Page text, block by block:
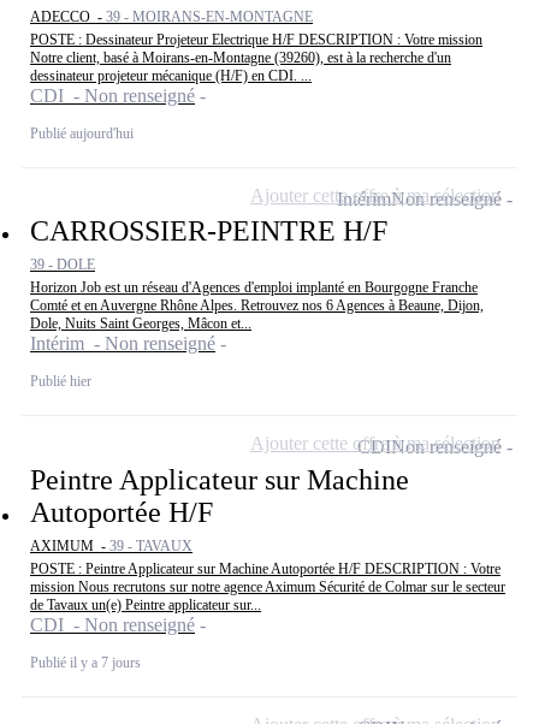
ADECCO - 39 - MOIRANS-EN-MONTAGNE
POSTE : Dessinateur Projeteur Electrique H/F DESCRIPTION : Votre mission
Notre client, basé à Moirans-en-Montagne (39260), est à la recherche d'un
dessinateur projeteur mécanique (H/F) en CDI. ...
CDI - Non renseigné
Publié aujourd'hui
CARROSSIER-PEINTRE H/F
39 - DOLE
Horizon Job est un réseau d'Agences d'emploi implanté en Bourgogne Franche
Comté et en Auvergne Rhône Alpes. Retrouvez nos 6 Agences à Beaune, Dijon,
Dole, Nuits Saint Georges, Mâcon et...
Intérim - Non renseigné
Publié hier
IntérimNon renseigné
Ajouter cette offre à ma sélection
Peintre Applicateur sur Machine
Autoportée H/F
AXIMUM - 39 - TAVAUX
POSTE : Peintre Applicateur sur Machine Autoportée H/F DESCRIPTION : Votre
mission Nous recrutons sur notre agence Aximum Sécurité de Colmar sur le secteur
de Tavaux un(e) Peintre applicateur sur...
CDI - Non renseigné
Publié il y a 7 jours
CDINon renseigné
Ajouter cette offre à ma sélection